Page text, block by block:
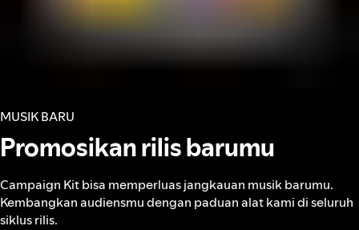
MUSIK BARU
Promosikan rilis barumu
Campaign Kit bisa memperluas jangkauan musik barumu.
Kembangkan audiensmu dengan paduan alat kami di seluruh
siklus rilis.